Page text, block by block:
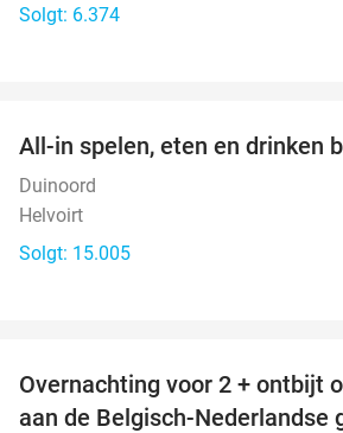
Solgt: 6.374
All-in spelen, eten en drinken
Duinoord
Helvoirt
Solgt: 15.005
Overnachting voor 2 + ontbijt
aan de Belgisch-Nederlandse